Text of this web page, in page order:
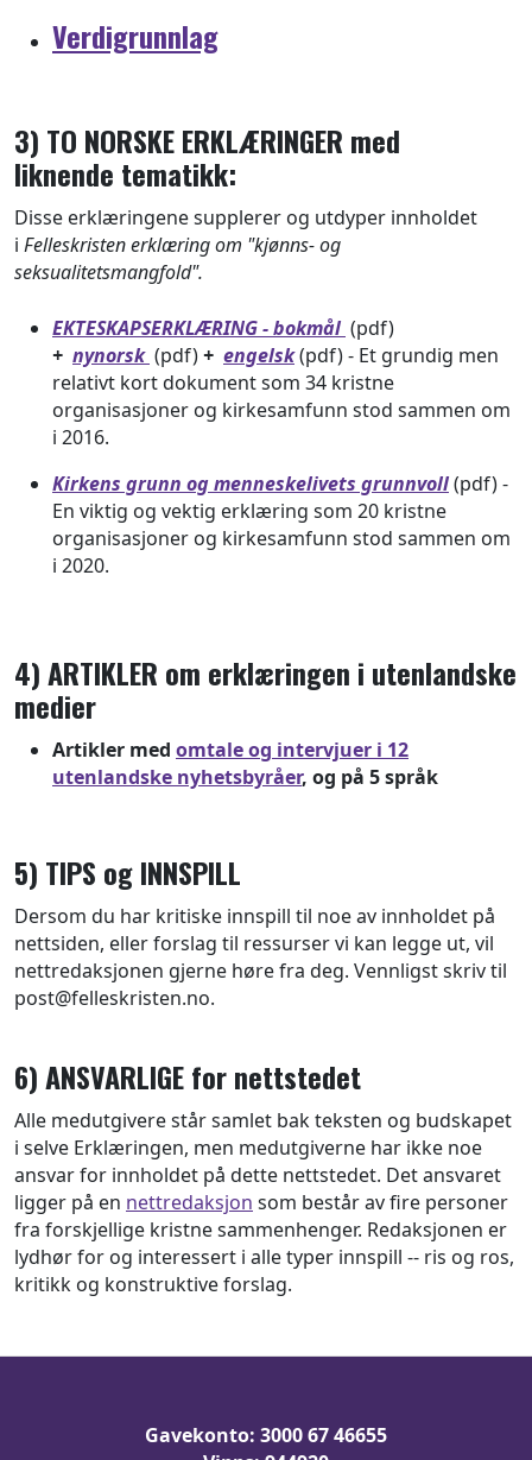
Verdigrunnlag
3) TO NORSKE ERKLÆRINGER med
liknende tematikk:
Disse erklæringene supplerer og utdyper innholdet
i Felleskristen erklæring om "kjønns- og
seksualitetsmangfold".
EKTESKAPSERKLÆRING - bokmål (pdf)
+ nynorsk (pdf)+ engelsk(pdf) - Et grundig men
relativt kort dokument som 34 kristne
organisasjoner og kirkesamfunn stod sammen om
i 2016.
Kirkens grunn og menneskelivets grunnvoll(pdf) -
En viktig og vektig erklæring som 20 kristne
organisasjoner og kirkesamfunn stod sammen om
i 2020.
4) ARTIKLER om erklæringen i utenlandske
medier
Artikler med omtale og intervjuer i 12
utenlandske nyhetsbyråer, og på 5 språk
5) TIPS og INNSPILL
Dersom du har kritiske innspill til noe av innholdet på
nettsiden, eller forslag til ressurser vi kan legge ut, vil
nettredaksjonen gjerne høre fra deg. Vennligst skriv til
post@felleskristen.no.
6) ANSVARLIGE for nettstedet
Alle medutgivere står samlet bak teksten og budskapet
i selve Erklæringen, men medutgiverne har ikke noe
ansvar for innholdet på dette nettstedet. Det ansvaret
ligger på en nettredaksjon som består av fire personer
fra forskjellige kristne sammenhenger. Redaksjonen er
lydhør for og interessert i alle typer innspill -- ris og ros,
kritikk og konstruktive forslag.
Gavekonto: 3000 67 46655